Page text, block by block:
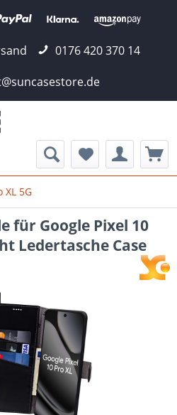
0176 420 370 14
XL 5G
für Google Pixel 10
Ledertasche Case